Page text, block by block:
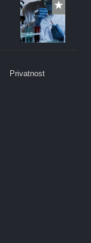
Privatnost